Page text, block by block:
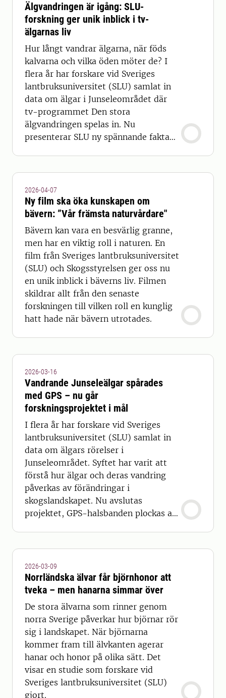
Älgvandringen är igång: SLU-
forskning ger unik inblick i tv-
älgarnas liv
Hur långt vandrar älgarna, när föds
kalvarna och vilka öden möter de? I
flera år har forskare vid Sveriges
lantbruksuniversitet (SLU) samlat in
data om älgar i Junseleområdet där
tv-programmet Den stora
älgvandringen spelas in. Nu
presenterar SLU ny spännande fakta
2026-04-07
Ny film ska öka kunskapen om
bävern: ”Vår främsta naturvårdare"
Bävern kan vara en besvärlig granne,
men har en viktig roll i naturen. En
film från Sveriges lantbruksuniversitet
(SLU) och Skogsstyrelsen ger oss nu
en unik inblick i bäverns liv. Filmen
skildrar allt från den senaste
forskningen till vilken roll en kunglig
hatt hade när bävern utrotades.
2026-03-16
Vandrande Junseleälgar spårades
med GPS – nu går
forskningsprojektet i mål
I flera år har forskare vid Sveriges
lantbruksuniversitet (SLU) samlat in
data om älgars rörelser i
Junseleområdet. Syftet har varit att
förstå hur älgar och deras vandring
påverkas av förändringar i
skogslandskapet. Nu avslutas
projektet, GPS-halsbanden plockas av
2026-03-09
Norrländska älvar får björnhonor att
tveka – men hanarna simmar över
De stora älvarna som rinner genom
norra Sverige påverkar hur björnar rör
sig i landskapet. När björnarna
kommer fram till älvkanten agerar
hanar och honor på olika sätt. Det
visar en studie som forskare vid
Sveriges lantbruksuniversitet (SLU)
gjort.